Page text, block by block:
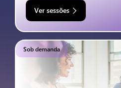
Ver sessões
Sob demanda